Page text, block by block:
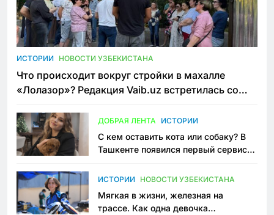
ИСТОРИИ НОВОСТИ УЗБЕКИСТАНА
Что происходит вокруг стройки в махалле
«Лолазор»? Редакция Vaib.uz встретилась со
ДОБРАЯ ЛЕНТА ИСТОРИИ
С кем оставить кота или собаку? В
Ташкенте появился первый сервис
ИСТОРИИ НОВОСТИ УЗБЕКИСТАНА
Мягкая в жизни, железная на
трассе. Как одна девочка